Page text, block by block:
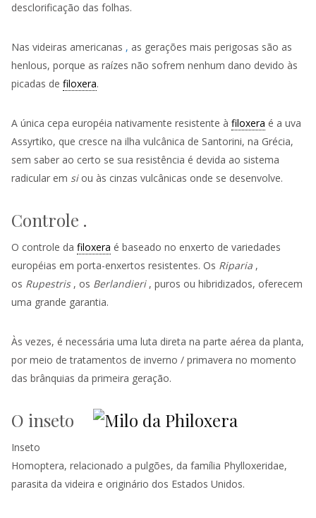
desclorificação das folhas.
Nas videiras americanas , as gerações mais perigosas são as
henlous, porque as raízes não sofrem nenhum dano devido às
picadas de filoxera.
A única cepa européia nativamente resistente à filoxera é a uva
Assyrtiko, que cresce na ilha vulcânica de Santorini, na Grécia,
sem saber ao certo se sua resistência é devida ao sistema
radicular em siou às cinzas vulcânicas onde se desenvolve.
Controle .
O controle da filoxera é baseado no enxerto de variedades
européias em porta-enxertos resistentes. Os Riparia ,
os Rupestris, os Berlandieri, puros ou hibridizados, oferecem
uma grande garantia.
Às vezes, é necessária uma luta direta na parte aérea da planta,
por meio de tratamentos de inverno / primavera no momento
das brânquias da primeira geração.
O inseto
Inseto
Homoptera, relacionado a pulgões, da família Phylloxeridae,
parasita da videira e originário dos Estados Unidos.